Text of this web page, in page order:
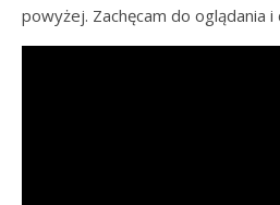
powyżej. Zachęcam do oglądania i